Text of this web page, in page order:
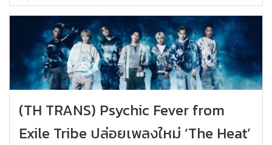
(TH TRANS) Psychic Fever from
Exile Tribe ปล่อยเพลงใหม่ ‘The Heat’